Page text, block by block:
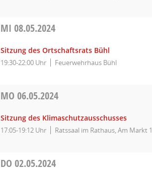
MI08.05.2024
Sitzung des Ortschaftsrats Bühl
19:30-22:00 Uhr Feuerwehrhaus Bühl
MO06.05.2024
Sitzung des Klimaschutzausschusses
17:05-19:12 Uhr Ratssaal im Rathaus, Am Markt 1
DO02.05.2024